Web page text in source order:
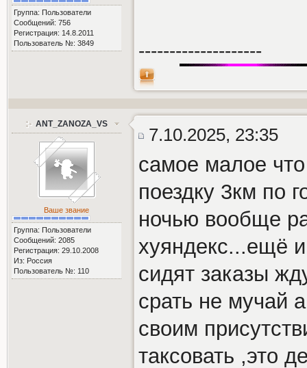
Группа: Пользователи
Сообщений: 756
Регистрация: 14.8.2011
Пользователь №: 3849
--------------------
ANT_ZANOZA_VS
Ваше звание
Группа: Пользователи
Сообщений: 2085
Регистрация: 29.10.2008
Из: Россия
Пользователь №: 110
7.10.2025, 23:35
самое малое
поездку 3км по
ночью вообще
хуяндекс...ещё
сидят заказы
срать не мучай
своим
таксовать ,это